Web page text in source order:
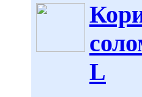
L